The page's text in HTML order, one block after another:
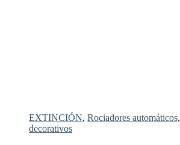
EXTINCIÓN, Rociadores automáticos,
decorativos